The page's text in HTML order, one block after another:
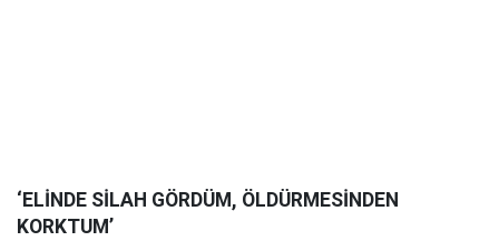
‘ELİNDE SİLAH GÖRDÜM, ÖLDÜRMESİNDEN
KORKTUM’